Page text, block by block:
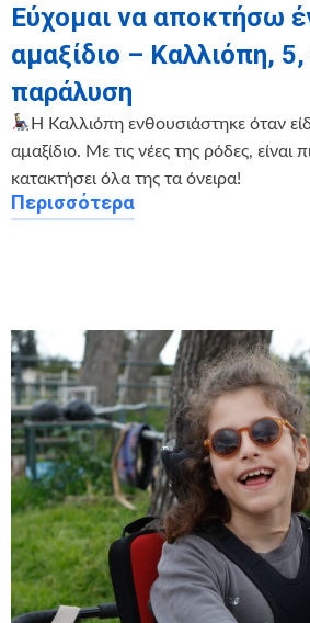
Εύχομαι να αποκτήσω
αμαξίδιο – Καλλιόπη,
παράλυση
Η Καλλιόπη ενθουσιάστηκε όταν
αμαξίδιο. Με τις νέες της ρόδες, είναι
κατακτήσει όλα της τα όνειρα!
Περισσότερα